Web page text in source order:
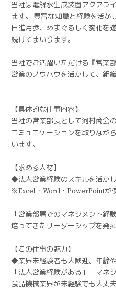
当社は電解水生成装置アクアラ
ます。 豊富な知識と経験を活か
日進月歩、めまぐるしく変化を
続けてまいります。
当社でご活躍いただける『営業
営業のノウハウを活かして、組
【具体的な仕事内容】
当社の営業部長として河村商会
コミュニケーションを取りなが
います。
【求める人材】
◆法人営業経験のスキルを活か
※Excel・Word・PowerPointが
「営業部署でのマネジメント経
培ってきたリーダーシップを発
【この仕事の魅力】
◆業界未経験者も大歓迎。年齢
「法人営業経験がある」「マネ
食品機械業界が未経験でも大丈